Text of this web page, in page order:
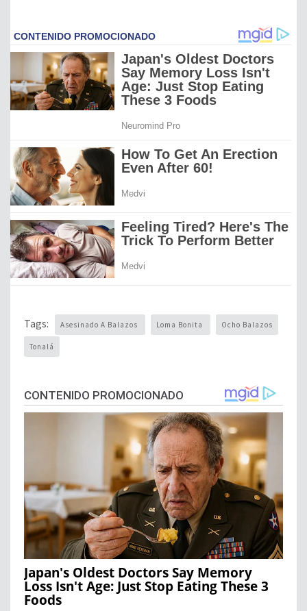
Tags: Asesinado A Balazos Loma Bonita Ocho Balazos
Tonalá
CONTENIDO PROMOCIONADO
Japan's Oldest Doctors Say Memory
Loss Isn't Age: Just Stop Eating These 3
Foods